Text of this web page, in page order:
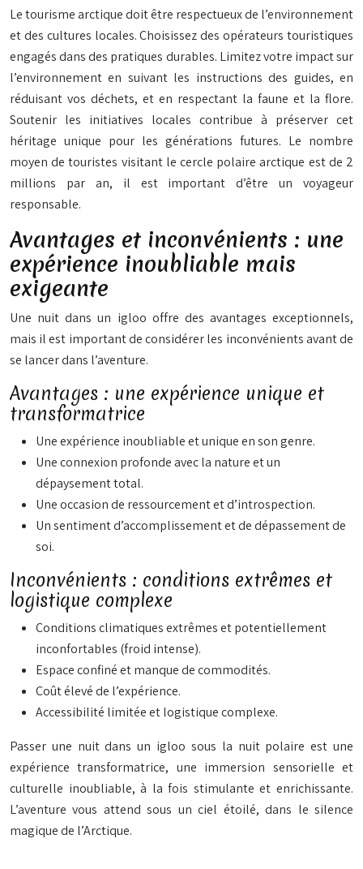
Le tourisme arctique doit être respectueux de l’environnement
et des cultures locales. Choisissez des opérateurs touristiques
engagés dans des pratiques durables. Limitez votre impact sur
l’environnement en suivant les instructions des guides, en
réduisant vos déchets, et en respectant la faune et la flore.
Soutenir les initiatives locales contribue à préserver cet
héritage unique pour les générations futures. Le nombre
moyen de touristes visitant le cercle polaire arctique est de 2
millions par an, il est important d’être un voyageur
responsable.
Avantages et inconvénients : une
expérience inoubliable mais
exigeante
Une nuit dans un igloo offre des avantages exceptionnels,
mais il est important de considérer les inconvénients avant de
se lancer dans l’aventure.
Avantages : une expérience unique et
transformatrice
Une expérience inoubliable et unique en son genre.
Une connexion profonde avec la nature et un
dépaysement total.
Une occasion de ressourcement et d’introspection.
Un sentiment d’accomplissement et de dépassement de
soi.
Inconvénients : conditions extrêmes et
logistique complexe
Conditions climatiques extrêmes et potentiellement
inconfortables (froid intense).
Espace confiné et manque de commodités.
Coût élevé de l’expérience.
Accessibilité limitée et logistique complexe.
Passer une nuit dans un igloo sous la nuit polaire est une
expérience transformatrice, une immersion sensorielle et
culturelle inoubliable, à la fois stimulante et enrichissante.
L’aventure vous attend sous un ciel étoilé, dans le silence
magique de l’Arctique.